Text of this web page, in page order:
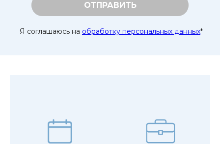
ОТПРАВИТЬ
Я соглашаюсь на обработку персональных данных*